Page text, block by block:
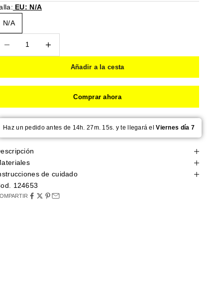
EU: N/A
N/A
Añadir a la cesta
Comprar ahora
Haz un pedido antes de 14h. 27m. 14s. y te llegará elViernes día 7
de cuidado
124653